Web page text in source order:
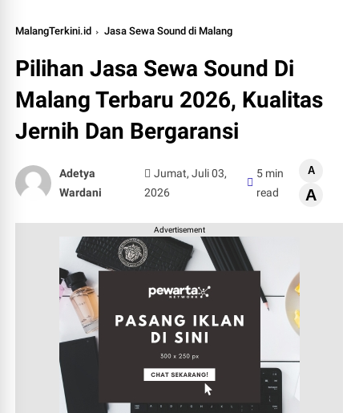
MalangTerkini.id Jasa Sewa Sound di Malang
Pilihan Jasa Sewa Sound Di
Malang Terbaru 2026, Kualitas
Jernih Dan Bergaransi
Adetya
Wardani
Jumat, Juli 03,
2026
5 min
read
A
A
Advertisement